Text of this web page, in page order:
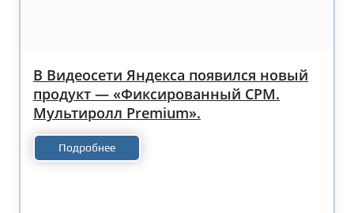
В Видеосети Яндекса появился новый
продукт — «Фиксированный CPM.
Мультиролл Premium».
Подробнее